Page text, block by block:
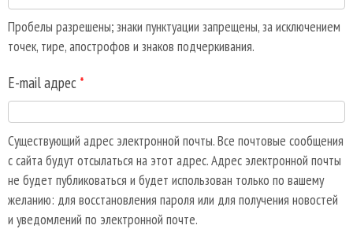
Пробелы разрешены; знаки пунктуации запрещены, за исключением
точек, тире, апострофов и знаков подчеркивания.
E-mail адрес *
Существующий адрес электронной почты. Все почтовые сообщения
с сайта будут отсылаться на этот адрес. Адрес электронной почты
не будет публиковаться и будет использован только по вашему
желанию: для восстановления пароля или для получения новостей
и уведомлений по электронной почте.